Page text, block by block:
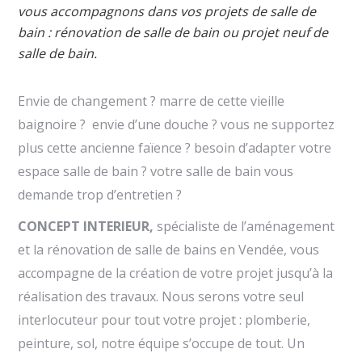
vous accompagnons dans vos projets de salle de
bain : rénovation de salle de bain ou projet neuf de
salle de bain.
Envie de changement ? marre de cette vieille
baignoire ? envie d’une douche ? vous ne supportez
plus cette ancienne faïence ? besoin d’adapter votre
espace salle de bain ? votre salle de bain vous
demande trop d’entretien ?
CONCEPT INTERIEUR, spécialiste de l’aménagement
et la rénovation de salle de bains en Vendée, vous
accompagne de la création de votre projet jusqu’à la
réalisation des travaux. Nous serons votre seul
interlocuteur pour tout votre projet : plomberie,
peinture, sol, notre équipe s’occupe de tout. Un